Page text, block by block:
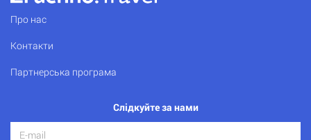
Про нас
Контакти
Партнерська програма
Слідкуйте за нами